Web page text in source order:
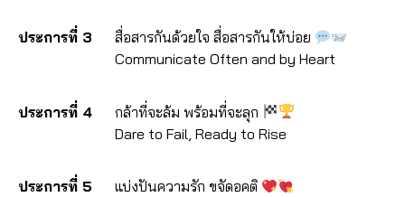
ประการที่ 3
สื่อสารกันด้วยใจ สื่อสารกันให้บ่อย
Communicate Often and by Heart
ประการที่ 4
กล้าที่จะล้ม พร้อมที่จะลุก
Dare to Fail, Ready to Rise
ประการที่ 5
แบ่งปันความรัก ขจัดอคติ